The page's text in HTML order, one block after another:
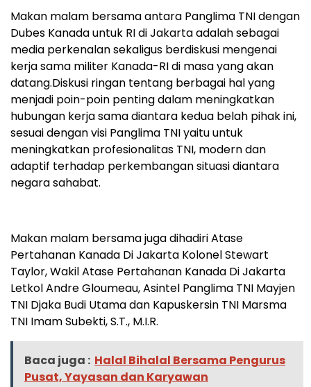
Makan malam bersama antara Panglima TNI dengan
Dubes Kanada untuk RI di Jakarta adalah sebagai
media perkenalan sekaligus berdiskusi mengenai
kerja sama militer Kanada-RI di masa yang akan
datang.Diskusi ringan tentang berbagai hal yang
menjadi poin-poin penting dalam meningkatkan
hubungan kerja sama diantara kedua belah pihak ini,
sesuai dengan visi Panglima TNI yaitu untuk
meningkatkan profesionalitas TNI, modern dan
adaptif terhadap perkembangan situasi diantara
negara sahabat.
Makan malam bersama juga dihadiri Atase
Pertahanan Kanada Di Jakarta Kolonel Stewart
Taylor, Wakil Atase Pertahanan Kanada Di Jakarta
Letkol Andre Gloumeau, Asintel Panglima TNI Mayjen
TNI Djaka Budi Utama dan Kapuskersin TNI Marsma
TNI Imam Subekti, S.T., M.I.R.
Baca juga : Halal Bihalal Bersama Pengurus
Pusat, Yayasan dan Karyawan